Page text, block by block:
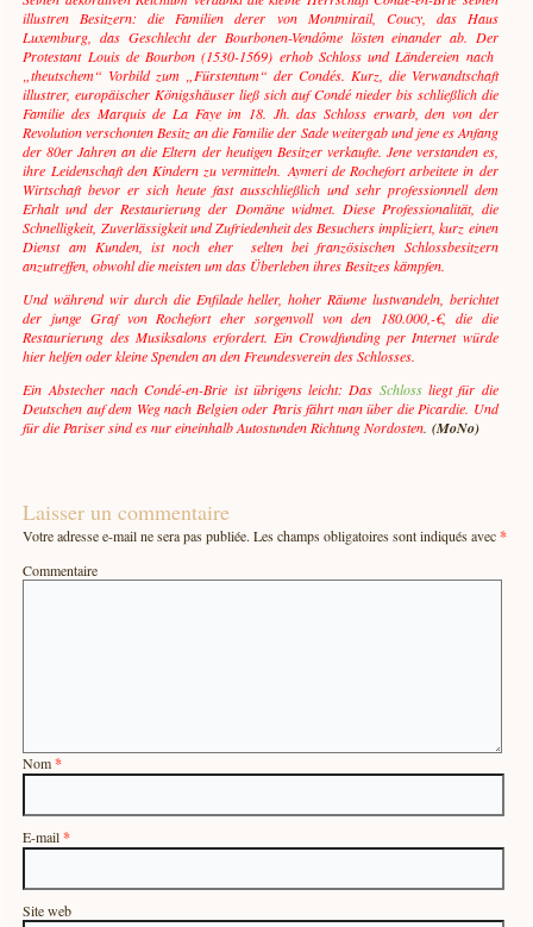
illustren Besitzern: die Familien derer von Montmirail, Coucy, das Haus
Luxemburg, das Geschlecht der Bourbonen-Vendôme lösten einander ab. Der
Protestant Louis de Bourbon (1530-1569) erhob Schloss und Ländereien nach
„theutschem“ Vorbild zum „Fürstentum“ der Condés. Kurz, die Verwandtschaft
illustrer, europäischer Königshäuser ließ sich auf Condé nieder bis schließlich die
Familie des Marquis de La Faye im 18. Jh. das Schloss erwarb, den von der
Revolution verschonten Besitz an die Familie der Sade weitergab und jene es Anfang
der 80er Jahren an die Eltern der heutigen Besitzer verkaufte. Jene verstanden es,
ihre Leidenschaft den Kindern zu vermitteln.Aymeri de Rochefort arbeitete in der
Wirtschaft bevor er sich heute fast ausschließlich und sehr professionnell dem
Erhalt und der Restaurierung der Domäne widmet. Diese Professionalität, die
Schnelligkeit, Zuverlässigkeit und Zufriedenheit des Besuchers impliziert, kurz einen
Dienst am Kunden, ist noch eher selten bei französischen Schlossbesitzern
anzutreffen, obwohl die meisten um das Überleben ihres Besitzes kämpfen.
Und während wir durch die Enfilade heller, hoher Räume lustwandeln, berichtet
der junge Graf von Rochefort eher sorgenvoll von den 180.000,-€, die die
Restaurierung des Musiksalons erfordert. Ein Crowdfunding per Internet würde
hier helfen oder kleine Spenden an den Freundesverein des Schlosses.
Ein Abstecher nach Condé-en-Brie ist übrigens leicht: Das Schlossliegt für die
Deutschen auf dem Weg nach Belgien oder Paris fährt man über die Picardie. Und
für die Pariser sind es nur eineinhalb Autostunden Richtung Nordosten. (MoNo)
Laisser un commentaire
Votre adresse e-mail ne sera pas publiée. Les champs obligatoires sont indiqués avec*
Commentaire
Nom*
E-mail*
Site web